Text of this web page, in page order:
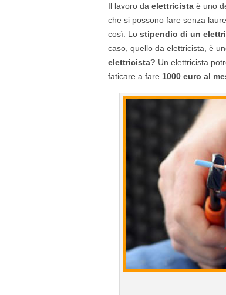
Il lavoro da elettricista è uno
che si possono fare senza
così. Lo stipendio di un
caso, quello da elettricista, è
elettricista? Un elettricista
faticare a fare 1000 euro al